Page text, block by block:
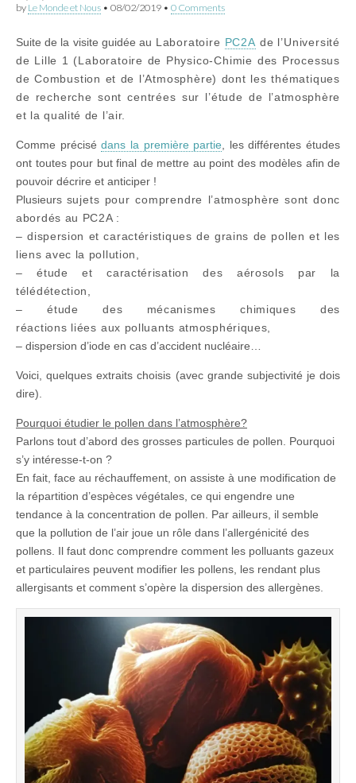
by Le Monde et Nous • 08/02/2019 • 0 Comments
Suite de la visite guidée au Laboratoire PC2A de l’Université
de Lille 1 (Laboratoire de Physico-Chimie des Processus
de Combustion et de l’Atmosphère) dont les thématiques
de recherche sont centrées sur l’étude de l’atmosphère
et la qualité de l’air.
Comme précisédans la première partie , les différentes études
ont toutes pour but final de mettre au point des modèles afin de
pouvoir décrire et anticiper !
Plusieurs sujets pour comprendre l’atmosphère sont donc
abordés au PC2A :
– dispersion et caractéristiques de grains de pollen et les
liens avec la pollution,
– étude et caractérisation des aérosols par la
télédétection,
– étude des mécanismes chimiques des
réactions liées aux polluants atmosphériques,
– dispersion d’iode en cas d’accident nucléaire…
Voici, quelques extraits choisis (avec grande subjectivité je dois
dire).
Pourquoi étudier le pollen dans l’atmosphère?
Parlons tout d’abord des grosses particules de pollen. Pourquoi
s’y intéresse-t-on ?
En fait, face au réchauffement, on assiste à une modification de
la répartition d’espèces végétales, ce qui engendre une
tendance à la concentration de pollen. Par ailleurs, il semble
que la pollution de l’air joue un rôle dans l’allergénicité des
pollens. Il faut donc comprendre comment les polluants gazeux
et particulaires peuvent modifier les pollens, les rendant plus
allergisants et comment s’opère la dispersion des allergènes.